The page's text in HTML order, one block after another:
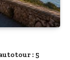
: 5